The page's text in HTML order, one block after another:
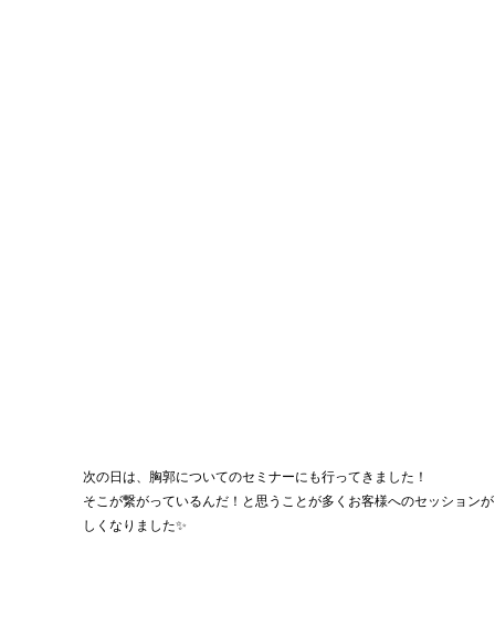
次の日は、胸郭についてのセミナーにも行ってきました！
そこが繋がっているんだ！と思うことが多くお客様へのセッション
しくなりました✨